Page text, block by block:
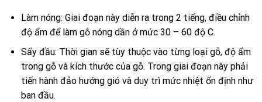
Làm nóng: Giai đoạn này diễn ra trong 2 tiếng, điều chỉnh
độ ẩm để làm gỗ nóng dần ở mức 30 – 60 độ C.
Sấy đầu: Thời gian sẽ tùy thuộc vào từng loại gỗ, độ ẩm
trong gỗ và kích thước của gỗ. Trong giai đoạn này phải
tiến hành đảo hướng gió và duy trì mức nhiệt ổn định như
ban đầu.